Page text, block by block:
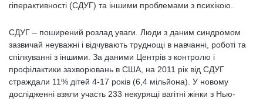
гіперактивності (СДУГ) та іншими проблемами з психікою.
СДУГ – поширений розлад уваги. Люди з даним синдромом
зазвичай неуважні і відчувають труднощі в навчанні, роботі та
спілкуванні з іншими. За даними Центрів з контролю і
профілактики захворювань в США, на 2011 рік від СДУГ
страждали 11% дітей 4-17 років (6,4 мільйона). У новому
дослідженні взяли участь 233 некурящі вагітні жінки з Нью-